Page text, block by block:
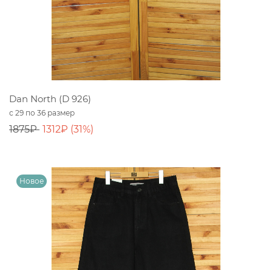
Dan North (D 926)
с 29 по 36 размер
1875₽ 1312₽ (31%)